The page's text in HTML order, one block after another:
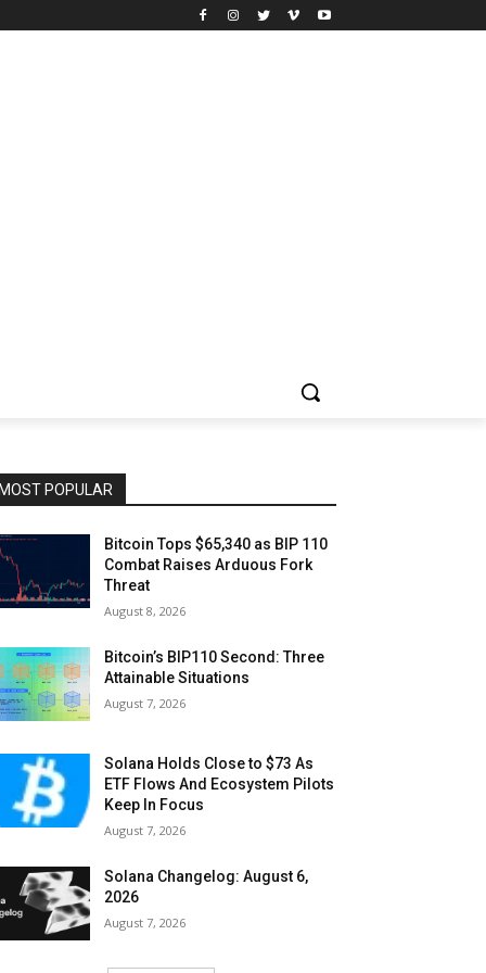
MOST POPULAR
Bitcoin Tops $65,340 as BIP 110
Combat Raises Arduous Fork
Threat
August 8, 2026
Bitcoin’s BIP110 Second: Three
Attainable Situations
August 7, 2026
Solana Holds Close to $73 As
ETF Flows And Ecosystem Pilots
Keep In Focus
August 7, 2026
Solana Changelog: August 6,
2026
August 7, 2026